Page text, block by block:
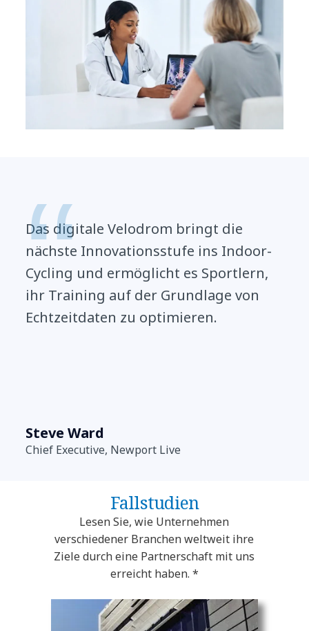
Das digitale Velodrom bringt die
nächste Innovationsstufe ins Indoor-
Cycling und ermöglicht es Sportlern,
ihr Training auf der Grundlage von
Echtzeitdaten zu optimieren.
Steve Ward
Chief Executive, Newport Live
Fallstudien
Lesen Sie, wie Unternehmen
verschiedener Branchen weltweit ihre
Ziele durch eine Partnerschaft mit uns
erreicht haben. *